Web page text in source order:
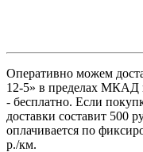
Оперативно можем
12-5» в пределах МКАД
- бесплатно. Если
доставки составит 500
оплачивается по
р./км.